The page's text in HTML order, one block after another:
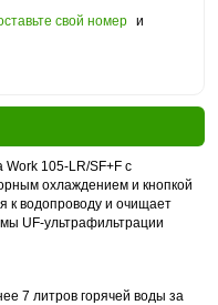
свой номер и
105-LR/SF+F с
охлаждением и кнопкой
к водопроводу и очищает
UF-ультрафильтрации
7 литров горячей воды за